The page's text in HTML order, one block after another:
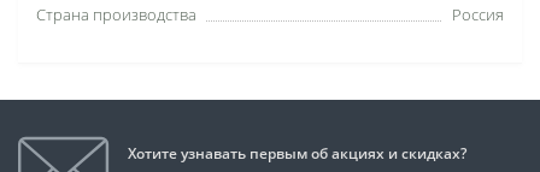
Страна производства
Россия
Хотите узнавать первым об акциях и скидках?